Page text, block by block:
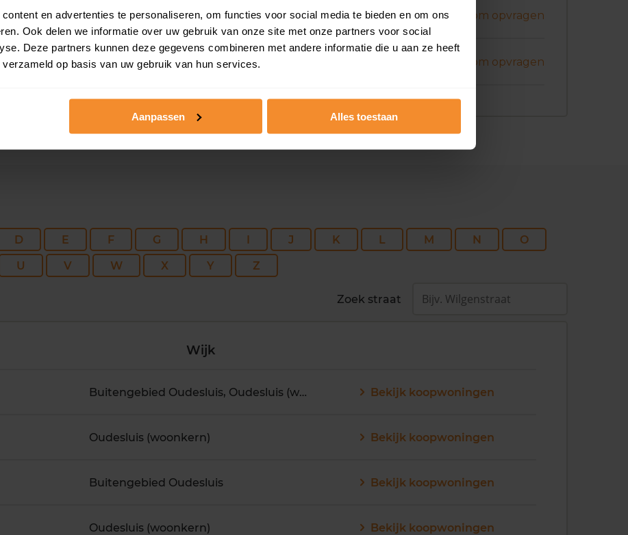
en advertenties te personaliseren, om functies voor social media te bieden en om ons
Ook delen we informatie over uw gebruik van onze site met onze partners voor social
Deze partners kunnen deze gegevens combineren met andere informatie die u aan ze heeft
op basis van uw gebruik van hun services.
Aanpassen Alles toestaan
128 m2 255 m2 02 maart 2026 Koopsom opvragen
150 m2 543 m2 Koopsom opvragen
D E F G H I J K L M N
O
U V W X Y Z
Zoek straat
Wijk
Buitengebied Oudesluis, Oudesluis (woonkern) Bekijk koopwoningen
Oudesluis (woonkern) Bekijk koopwoningen
Buitengebied Oudesluis Bekijk koopwoningen
Oudesluis (woonkern) Bekijk koopwoningen